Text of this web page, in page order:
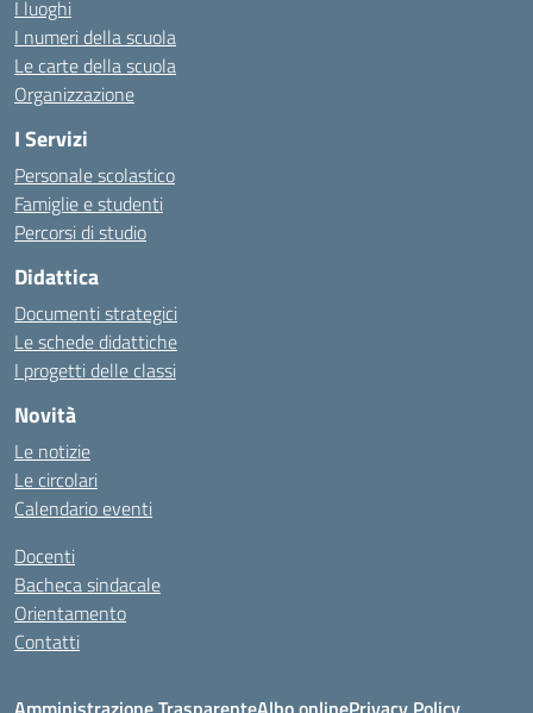
I luoghi
I numeri della scuola
Le carte della scuola
Organizzazione
I Servizi
Personale scolastico
Famiglie e studenti
Percorsi di studio
Didattica
Documenti strategici
Le schede didattiche
I progetti delle classi
Novità
Le notizie
Le circolari
Calendario eventi
Docenti
Bacheca sindacale
Orientamento
Contatti